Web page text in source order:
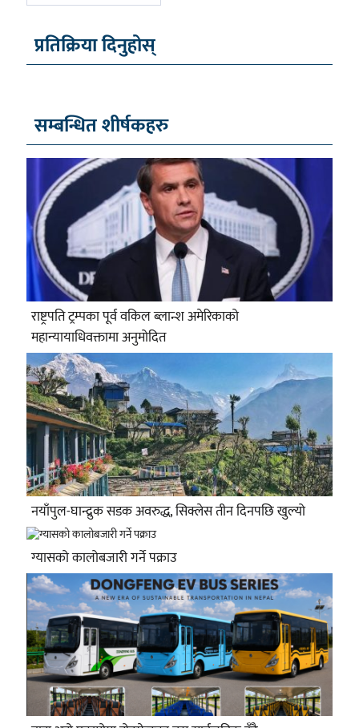
प्रतिक्रिया दिनुहोस्
सम्बन्धित शीर्षकहरु
राष्ट्रपति ट्रम्पका पूर्व वकिल ब्लान्श अमेरिकाको
महान्यायाधिवक्तामा अनुमोदित
नयाँपुल-घान्द्रुक सडक अवरुद्ध, सिक्लेस तीन दिनपछि खुल्यो
ग्यासको कालोबजारी गर्ने पक्राउ